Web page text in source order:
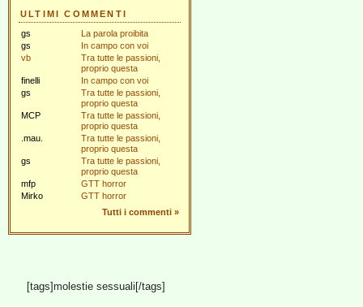
ULTIMI COMMENTI
gs
La parola proibita
gs
In campo con voi
vb
Tra tutte le passioni,
proprio questa
finelli
In campo con voi
gs
Tra tutte le passioni,
proprio questa
MCP
Tra tutte le passioni,
proprio questa
.mau.
Tra tutte le passioni,
proprio questa
gs
Tra tutte le passioni,
proprio questa
mfp
GTT horror
Mirko
GTT horror
Tutti i commenti »
[tags]molestie sessuali[/tags]